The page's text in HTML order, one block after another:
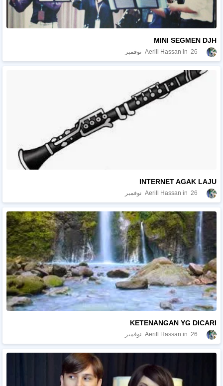
MINI SEGMEN DJH
Aerill Hassan 26 نوفمبر
INTERNET AGAK LAJU
Aerill Hassan 26 نوفمبر
KETENANGAN YG DICARI
Aerill Hassan 26 نوفمبر